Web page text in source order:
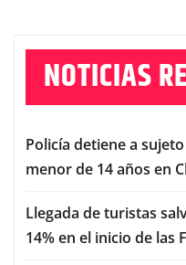
NOTICIAS
Policía detiene a
menor de 14 años en
Llegada de turistas
14% en el inicio de las